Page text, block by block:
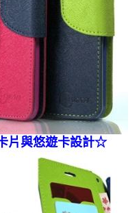
片與悠遊卡設計☆